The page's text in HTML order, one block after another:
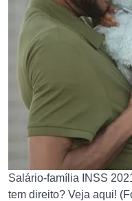
Salário-família INSS
tem direito? Veja aqui!